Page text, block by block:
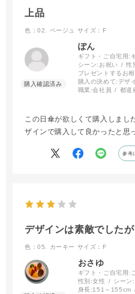
上品
色：02. ベージュ サイズ：F
ぽん
ギフト・ご自宅用:
シーン: お祝い 性
プレゼントするお
購入の決めて: デザ
職業:会社員 都道
この日傘が欲しくて購入しまし
ザインで購入して良かったと思
参考
デザインは素敵でしたが
色：05. カーキー サイズ：F
おさゆ
ギフト・ご自宅用:
性別:女性 シーン:
身長:151～155cm